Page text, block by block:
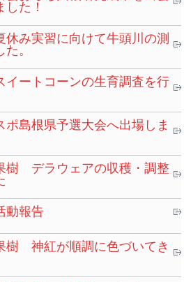
た！
休み実習に向けて牛頭川の測
。
イートコーンの生育調査を行
ポ島根県予選大会へ出場しま
樹 デラウェアの収穫・調整
動報告
樹 神紅が順調に色づいてき